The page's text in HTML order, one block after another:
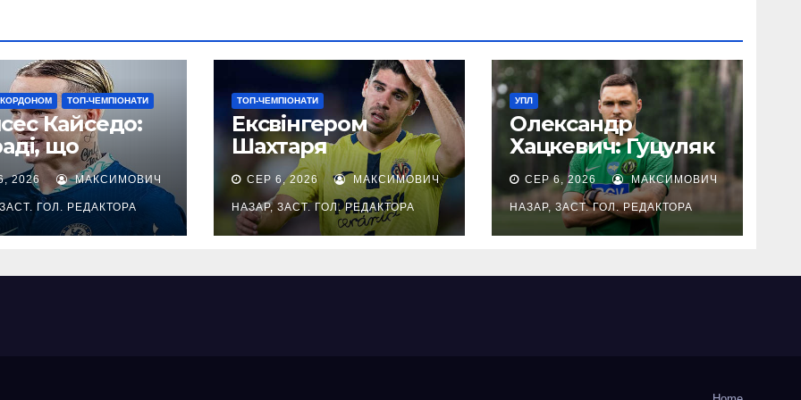
КОРДОНОМ ТОП-ЧЕМПІОНАТИ
Кайседо:
що
2026 МАКСИМОВИЧ
ГОЛ. РЕДАКТОРА
ТОП-ЧЕМПІОНАТИ
Ексвінгером
Шахтаря
цікавляться Вест
Гем та Фіорентина
СЕР 6, 2026 МАКСИМОВИЧ
НАЗАР, ЗАСТ. ГОЛ. РЕДАКТОРА
УПЛ
Олександр
Хацкевич: Гуцуляк
не допрацював до
кінця свій контракт
і не потис руку
президенту
СЕР 6, 2026 МАКСИМОВИЧ
НАЗАР, ЗАСТ. ГОЛ. РЕДАКТОРА